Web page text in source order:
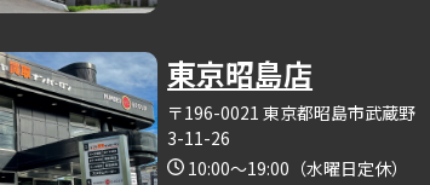
東京昭島店
〒196-0021 東京都昭島市武蔵野
3-11-26
10:00～19:00（水曜日定休）